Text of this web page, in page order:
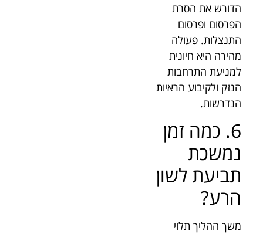
הדורש את הסרת
הפרסום ופרסום
התנצלות. פעולה
מהירה היא חיונית
למניעת התרחבות
הנזק ולקיבוע הראיות
הנדרשות.
6. כמה זמן
נמשכת
תביעת לשון
הרע?
משך ההליך תלוי